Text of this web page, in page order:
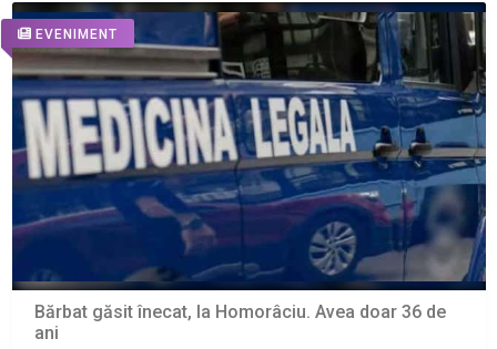
EVENIMENT
Bărbat găsit înecat, la Homorâciu. Avea doar 36 de
ani